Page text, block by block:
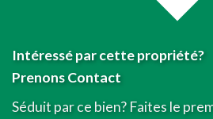
Intéressé par cette propriété?
Prenons Contact
Séduit par ce bien? Faites le